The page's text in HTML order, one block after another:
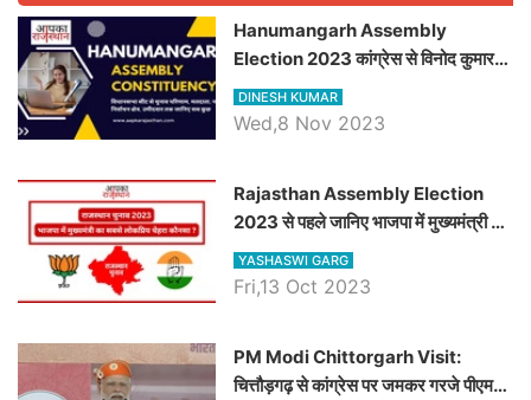
Hanumangarh Assembly
Election 2023 कांग्रेस से विनोद कुमार
चौधरी तो अमित चौधरी होंगे भाजपा उम्मीदवार,
जानिये हनुमानगढ़ विधानसभा सीट के ताजा
DINESH KUMAR
Wed,8 Nov 2023
Rajasthan Assembly Election
2023 से पहले जानिए भाजपा में मुख्यमंत्री का
सबसे लोकप्रिय चेहरा कौनसा ?
YASHASWI GARG
Fri,13 Oct 2023
PM Modi Chittorgarh Visit:
चित्तौड़गढ़ से कांग्रेस पर जमकर गरजे पीएम